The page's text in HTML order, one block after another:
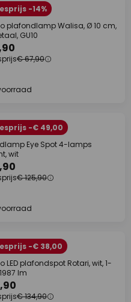
-14%
plafondlamp Walisa, Ø 10 cm,
GU10
€ 67,90
-€ 49,00
Eye Spot 4-lamps
wit
€ 125,90
-€ 38,00
LED plafondspot Rotari, wit, 1-
lm
€ 134,90